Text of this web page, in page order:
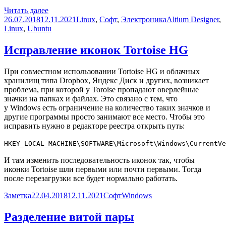
Читать далееУстановка
Altium
Designer
Опубликовано
26.07.201812.11.2021Рубрики
Linux, Софт, ЭлектроникаМетки
Altium Designer,
Linux, Ubuntu
Исправление иконок Tortoise HG
При совместном использовании Tortoise HG и облачных
хранилищ типа Dropbox, Яндекс Диск и других, возникает
проблема, при которой у Toroise пропадают оверлейные
значки на папках и файлах. Это связано с тем, что
у Windows есть ограничение на количество таких значков и
другие программы просто занимают все место. Чтобы это
исправить нужно в редакторе реестра открыть путь:
И там изменить последовательность иконок так, чтобы
иконки Tortoise шли первыми или почти первыми. Тогда
после перезагрузки все будет нормально работать.
Формат
ЗаметкаОпубликовано
22.04.201812.11.2021Рубрики
СофтМетки
Windows
Разделение витой пары